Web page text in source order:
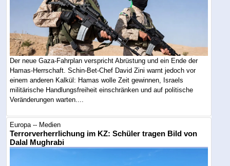
Der neue Gaza-Fahrplan verspricht Abrüstung und ein Ende der
Hamas-Herrschaft. Schin-Bet-Chef David Zini warnt jedoch vor
einem anderen Kalkül: Hamas wolle Zeit gewinnen, Israels
militärische Handlungsfreiheit einschränken und auf politische
Veränderungen warten....
Europa -- Medien
Terrorverherrlichung im KZ: Schüler tragen Bild von
Dalal Mughrabi